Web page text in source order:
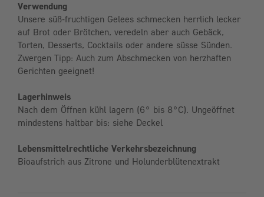
Verwendung
Unsere süß-fruchtigen Gelees schmecken herrlich lecker
auf Brot oder Brötchen, veredeln aber auch Gebäck,
Torten, Desserts, Cocktails oder andere süsse Sünden.
Zwergen Tipp: Auch zum Abschmecken von herzhaften
Gerichten geeignet!
Lagerhinweis
Nach dem Öffnen kühl lagern (6° bis 8°C). Ungeöffnet
mindestens haltbar bis: siehe Deckel
Lebensmittelrechtliche Verkehrsbezeichnung
Bioaufstrich aus Zitrone und Holunderblütenextrakt